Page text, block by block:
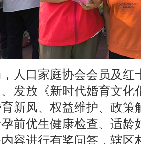
口家庭协会会员及红
发放《新时代婚育文化
新风、权益维护、政策
前优生健康检查、适龄
容进行有奖问答，辖区